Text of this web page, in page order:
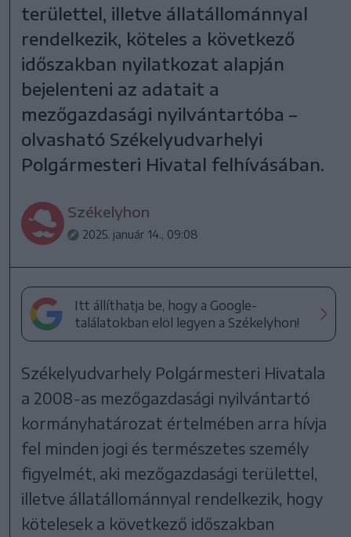
területtel, illetve állatállománnyal
rendelkezik, köteles a következő
időszakban nyilatkozat alapján
bejelenteni az adatait a
mezőgazdasági nyilvántartóba –
olvasható Székelyudvarhelyi
Polgármesteri Hivatal felhívásában.
Székelyhon
2025. január 14., 09:08
Itt állíthatja be, hogy a Google-
találatokban elöl legyen a Székelyhon!
Székelyudvarhely Polgármesteri Hivatala
a 2008-as mezőgazdasági nyilvántartó
kormányhatározat értelmében arra hívja
fel minden jogi és természetes személy
figyelmét, aki mezőgazdasági területtel,
illetve állatállománnyal rendelkezik, hogy
kötelesek a következő időszakban